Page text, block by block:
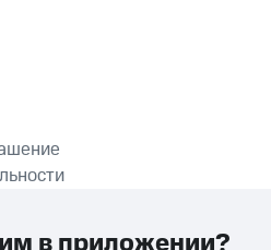
ПРИЛОЖЕНИЕ